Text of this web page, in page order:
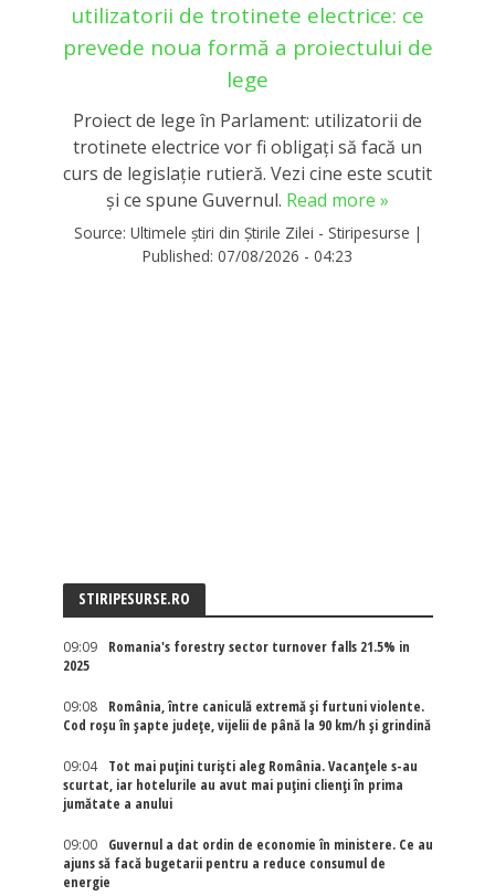
utilizatorii de trotinete electrice: ce
prevede noua formă a proiectului de
lege
Proiect de lege în Parlament: utilizatorii de
trotinete electrice vor fi obligați să facă un
curs de legislație rutieră. Vezi cine este scutit
și ce spune Guvernul. Read more »
Source: Ultimele știri din Știrile Zilei - Stiripesurse |
Published: 07/08/2026 - 04:23
STIRIPESURSE.RO
09:09
Romania's forestry sector turnover falls 21.5% in
2025
09:08
România, între caniculă extremă și furtuni violente.
Cod roșu în șapte județe, vijelii de până la 90 km/h și grindină
09:04
Tot mai puțini turiști aleg România. Vacanțele s-au
scurtat, iar hotelurile au avut mai puțini clienți în prima
jumătate a anului
09:00
Guvernul a dat ordin de economie în ministere. Ce au
ajuns să facă bugetarii pentru a reduce consumul de
energie